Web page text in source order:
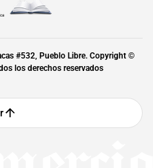
#532, Pueblo Libre. Copyright ©
los derechos reservados